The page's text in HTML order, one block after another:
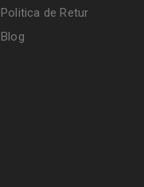
Politica de Retur
Blog